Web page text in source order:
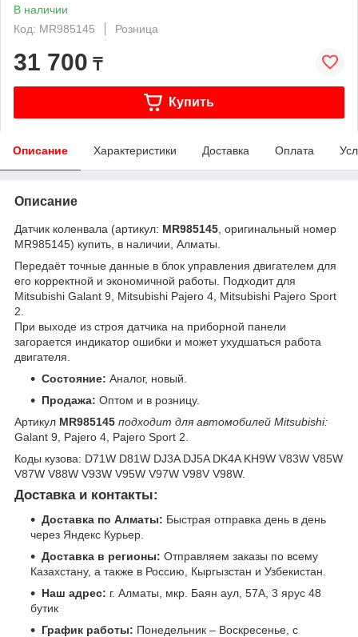
В наличии
Код: MR985145
Розница
31 700 ₸
Купить
Описание Характеристики Доставка Оплата
Описание
Датчик коленвала (артикул: MR985145 , оригинальный номер
MR985145) купить, в наличии, Алматы.
Передаёт точные данные в блок управления двигателем для
его корректной и экономичной работы. Подходит для
Mitsubishi Galant 9, Mitsubishi Pajero 4, Mitsubishi Pajero Sport
2.
При выходе из строя датчика на приборной панели
загорается индикатор ошибки и может ухудшаться работа
двигателя.
Состояние: Аналог, новый.
Продажа: Оптом и в розницу.
Артикул MR985145 подходит для автомобилей Mitsubishi:
Galant 9, Pajero 4, Pajero Sport 2.
Коды кузова: D71W D81W DJ3A DJ5A DK4A KH9W V83W V85W
V87W V88W V93W V95W V97W V98V V98W.
Доставка и контакты:
Доставка по Алматы: Быстрая отправка день в день
через Яндекс Курьер.
Доставка в регионы: Отправляем заказы по всему
Казахстану, а также в Россию, Кыргызстан и Узбекистан.
Наш адрес: г. Алматы, мкр. Баян аул, 57А, 3 ярус 48
бутик
График работы: Понедельник – Воскресенье, с